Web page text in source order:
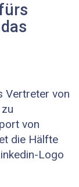
Vertreter von
von
die Hälfte
Logo